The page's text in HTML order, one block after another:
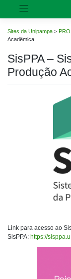
Sites da Unipampa >
Acadêmica
SisPPA –
Produção
Link para acesso ao
SisPPA: https://